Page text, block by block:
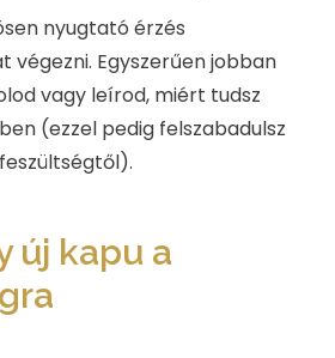
nyugtató érzés
végezni. Egyszerűen jobban
vagy leírod, miért tudsz
(ezzel pedig felszabadulsz
új kapu a